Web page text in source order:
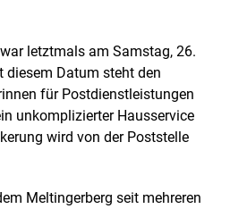
letztmals am Samstag, 26.
diesem Datum steht den
für Postdienstleistungen
unkomplizierter Hausservice
wird von der Poststelle
Meltingerberg seit mehreren